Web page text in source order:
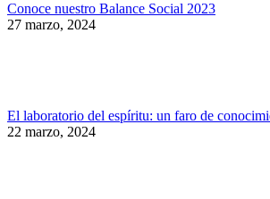
Conoce nuestro Balance Social 2023
27 marzo, 2024
El laboratorio del espíritu: un faro de
22 marzo, 2024